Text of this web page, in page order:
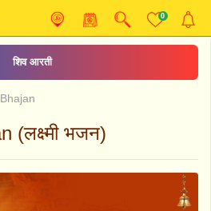
0
शिव आरती
(लक्ष्मी भजन)